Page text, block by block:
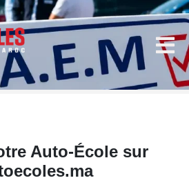
Auto-École sur